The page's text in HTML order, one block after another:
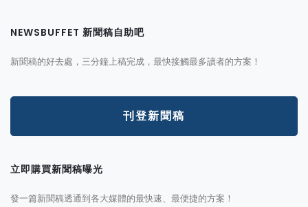
NEWSBUFFET 新聞稿自助吧
新聞稿的好去處，三分鐘上稿完成，最快接觸最多讀者的方案！
刊登新聞稿
立即購買新聞稿曝光
發一篇新聞稿透通到各大媒體的最快速、最便捷的方案！